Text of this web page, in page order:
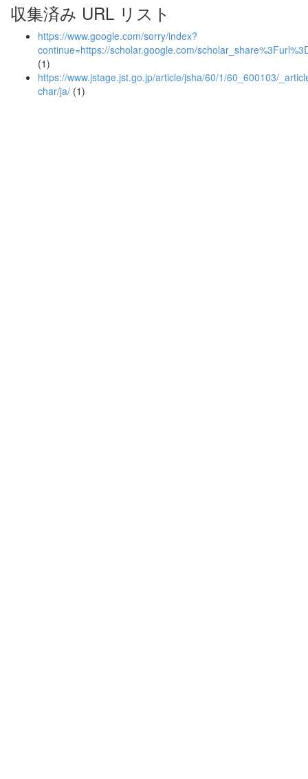
収集済み URL リスト
https://www.google.com/sorry/index?
continue=https://scholar.google.com/
(1)
https://www.jstage.jst.go.jp/article/jsha/60/1/60_600103/
char/ja/ (1)